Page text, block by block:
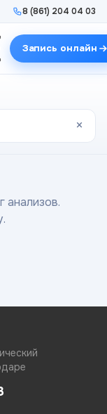
8 (861) 204 04 03
Запись онлайн
×
анализов.